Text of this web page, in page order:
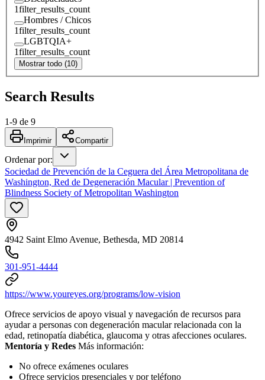
1filter_results_count
Hombres / Chicos
1filter_results_count
LGBTQIA+
1filter_results_count
Mostrar todo (10)
Search Results
1-9 de 9
Imprimir Compartir
Ordenar por:
Sociedad de Prevención de la Ceguera del Área Metropolitana de
Washington, Red de Degeneración Macular | Prevention of
Blindness Society of Metropolitan Washington
4942 Saint Elmo Avenue, Bethesda, MD 20814
301-951-4444
https://www.youreyes.org/programs/low-vision
Ofrece servicios de apoyo visual y navegación de recursos para
ayudar a personas con degeneración macular relacionada con la
edad, retinopatía diabética, glaucoma y otras afecciones oculares.
Mentoría y Redes Más información:
No ofrece exámenes oculares
Ofrece servicios presenciales y por teléfono